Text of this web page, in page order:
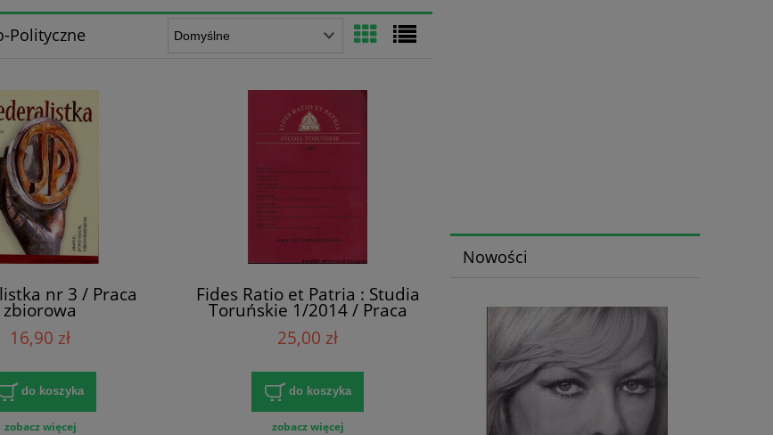
Polityczne
nr 3 / Praca
zbiorowa
16,90 zł
do koszyka
zobacz więcej
Fides Ratio et Patria : Studia
Toruńskie 1/2014 / Praca
zbiorowa
25,00 zł
do koszyka
zobacz więcej
Nowości